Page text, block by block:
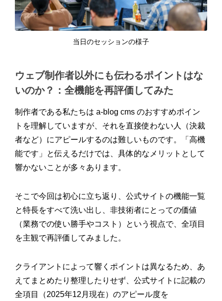
当日のセッションの様子
ウェブ制作者以外にも伝わるポイントはな
いのか？：全機能を再評価してみた
制作者である私たちは a-blog cms のおすすめポイン
トを理解していますが、それを直接使わない人（決裁
者など）にアピールするのは難しいものです。「高機
能です」と伝えるだけでは、具体的なメリットとして
響かないことが多々あります。
そこで今回は初心に立ち返り、公式サイトの機能一覧
と特長をすべて洗い出し、非技術者にとっての価値
（業務での使い勝手やコスト）という視点で、全項目
を主観で再評価してみました。
クライアントによって響くポイントは異なるため、あ
えてまとめたり整理したりせず、公式サイトに記載の
全項目（2025年12月現在）のアピール度を